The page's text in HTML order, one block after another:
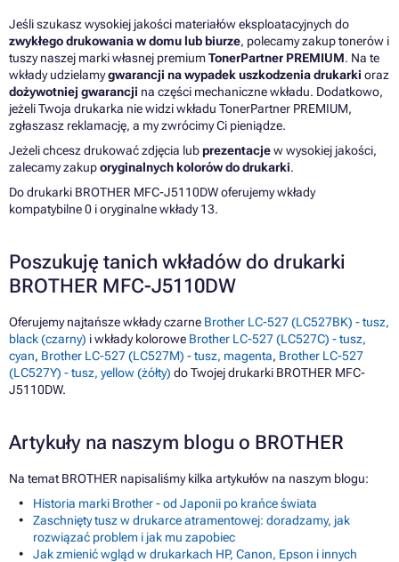
Jeśli szukasz wysokiej jakości materiałów eksploatacyjnych do
zwykłego drukowania w domu lub biurze, polecamy zakup tonerów i
tuszy naszej marki własnej premiumTonerPartner PREMIUM. Na te
wkłady udzielamygwarancji na wypadek uszkodzenia drukarki oraz
dożywotniej gwarancji na części mechaniczne wkładu. Dodatkowo,
jeżeli Twoja drukarka nie widzi wkładu TonerPartner PREMIUM,
zgłaszasz reklamację, a my zwrócimy Ci pieniądze.
Jeżeli chcesz drukować zdjęcia lubprezentacjew wysokiej jakości,
zalecamy zakuporyginalnych kolorów do drukarki.
Do drukarki BROTHER MFC-J5110DW oferujemy wkłady
kompatybilne 0 i oryginalne wkłady 13.
Poszukuję tanich wkładów do drukarki
BROTHER MFC-J5110DW
Oferujemy najtańsze wkłady czarne Brother LC-527 (LC527BK) - tusz,
black (czarny) i wkłady kolorowe Brother LC-527 (LC527C) - tusz,
cyan, Brother LC-527 (LC527M) - tusz, magenta, Brother LC-527
(LC527Y) - tusz, yellow (żółty) do Twojej drukarki BROTHER MFC-
J5110DW.
Artykuły na naszym blogu o BROTHER
Na temat BROTHER napisaliśmy kilka artykułów na naszym blogu:
Historia marki Brother - od Japonii po krańce świata
Zaschnięty tusz w drukarce atramentowej: doradzamy, jak
rozwiązać problem i jak mu zapobiec
Jak zmienić wgląd w drukarkach HP, Canon, Epson i innych